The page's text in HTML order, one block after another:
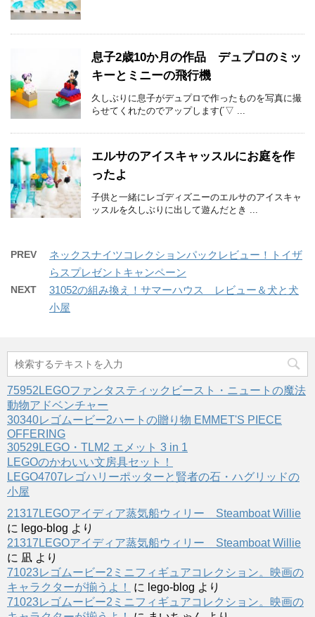
息子2歳10か月の作品 デュプロのミッ
キーとミニーの飛行機
久しぶりに息子がデュプロで作ったものを写真に撮
らせてくれたのでアップします(´▽ ...
エルサのアイスキャッスルにお庭を作
ったよ
子供と一緒にレゴディズニーのエルサのアイスキャ
ッスルを久しぶりに出して遊んだとき ...
PREV
ネックスナイツコレクションパックレビュー！トイザ
らスプレゼントキャンペーン
NEXT
31052の組み換え！サマーハウス レビュー＆犬と犬
小屋
75952LEGOファンタスティックビースト・ニュートの魔法
動物アドベンチャー
30340レゴムービー2ハートの贈り物 EMMET'S PIECE
OFFERING
30529LEGO・TLM2 エメット 3 in 1
LEGOのかわいい文房具セット！
LEGO4707レゴハリーポッターと賢者の石・ハグリッドの
小屋
21317LEGOアイディア蒸気船ウィリー Steamboat Willie
に lego-blog より
21317LEGOアイディア蒸気船ウィリー Steamboat Willie
に 凪 より
71023レゴムービー2ミニフィギュアコレクション。映画の
キャラクターが揃うよ！
に lego-blog より
71023レゴムービー2ミニフィギュアコレクション。映画の